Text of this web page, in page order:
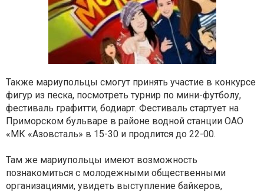
Также мариупольцы смогут принять участие в конкурсе
фигур из песка, посмотреть турнир по мини-футболу,
фестиваль графитти, бодиарт. Фестиваль стартует на
Приморском бульваре в районе водной станции ОАО
«МК «Азовсталь» в 15-30 и продлится до 22-00.
Там же мариупольцы имеют возможность
познакомиться с молодежными общественными
организациями, увидеть выступление байкеров,